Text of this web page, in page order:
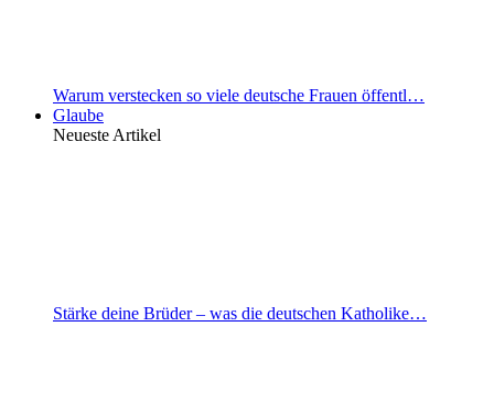
Warum verstecken so viele deutsche Frauen öffentl…
Glaube
Neueste Artikel
Stärke deine Brüder – was die deutschen Katholike…